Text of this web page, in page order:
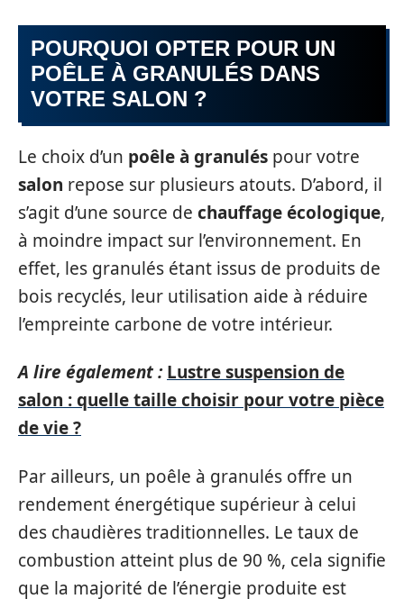
POURQUOI OPTER POUR UN
POÊLE À GRANULÉS DANS
VOTRE SALON ?
Le choix d’un poêle à granulés pour votre
salon repose sur plusieurs atouts. D’abord, il
s’agit d’une source de chauffage écologique,
à moindre impact sur l’environnement. En
effet, les granulés étant issus de produits de
bois recyclés, leur utilisation aide à réduire
l’empreinte carbone de votre intérieur.
A lire également : Lustre suspension de
salon : quelle taille choisir pour votre pièce
de vie ?
Par ailleurs, un poêle à granulés offre un
rendement énergétique supérieur à celui
des chaudières traditionnelles. Le taux de
combustion atteint plus de 90 %, cela signifie
que la majorité de l’énergie produite est